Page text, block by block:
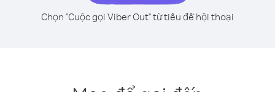
Chọn "Cuộc gọi Viber Out" từ tiêu đề hội thoại